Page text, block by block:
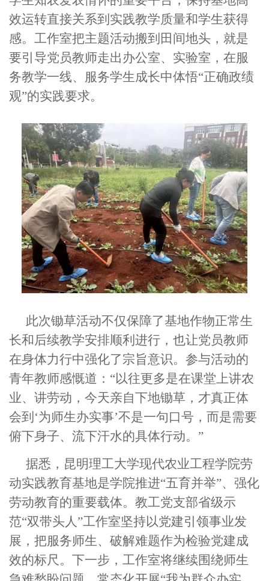
效运转直接关系到实践教学质量和学生获得
感。 工作室把主题活动搬到田间地头，就是
要引导党员教师走出办公室、实验室，在服
务教学一线、服务学生成长中体悟“正确政绩
观”的实践要求。
此次锄草活动不仅保障了基地作物正常生
长和后续教学安排顺利进行，也让党员教师
在身体力行中强化了宗旨意识。参与活动的
青年教师感慨道：“以往更多是在课堂上讲农
业、讲劳动，今天亲自下地锄草，才真正体
会到‘为师生办实事’不是一句口号，而是需要
俯下身子、流下汗水的具体行动。”
据悉，昆明理工大学现代农业工程学院劳
动实践教育基地是学院推进“五育并举”、强化
劳动教育的重要载体。教工党支部省级示
范“双带头人”工作室坚持以党建引领事业发
展，把服务师生、破解难题作为检验党建成
效的标尺。下一步，工作室将继续围绕师生